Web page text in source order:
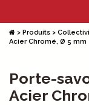
> Produits >
Acier Chromé, Ø 5 mm
Porte-
Acier